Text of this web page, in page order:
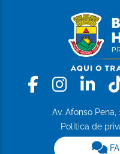
Facebook
Av. Afonso Pena,
Política de